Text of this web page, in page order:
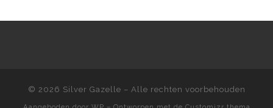
© 2026 Silver Gazelle – Alle rechten voorbehouden